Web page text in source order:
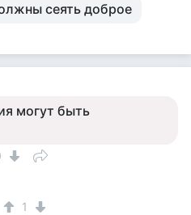
сеять доброе
могут быть
1